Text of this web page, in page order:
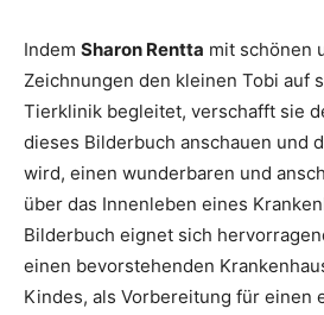
Indem Sharon Rentta mit schönen
Zeichnungen den kleinen Tobi auf
Tierklinik begleitet, verschafft sie
dieses Bilderbuch anschauen und
wird, einen wunderbaren und
über das Innenleben eines
Bilderbuch eignet sich
einen bevorstehenden
Kindes, als Vorbereitung für einen